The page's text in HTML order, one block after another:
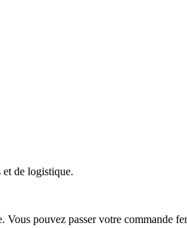
et de logistique.
pouvez passer votre commande